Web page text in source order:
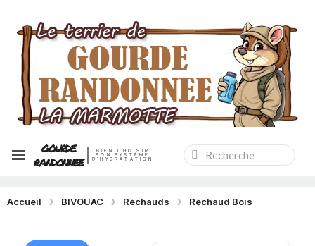
GOURDE
RANDONNEE
BIEN CHOISIR
SON SYSTÈME
D'HYDRATATION
Accueil BIVOUAC Réchauds Réchaud Bois